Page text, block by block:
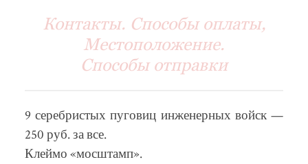
Контакты. Способы оплаты,
Местоположение.
Способы отправки
9 серебристых пуговиц инженерных войск —
250 руб. за все.
Клеймо «мосштамп».